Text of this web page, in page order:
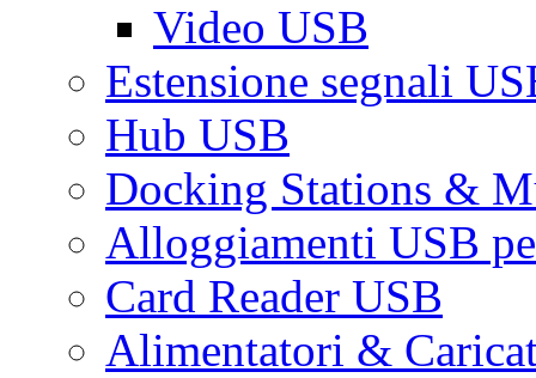
Video USB
Estensione segnali
Hub USB
Docking Stations &
Alloggiamenti USB
Card Reader USB
Alimentatori &